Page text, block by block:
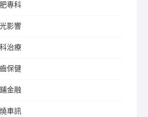
專科
影響
治療
保健
金融
車訊